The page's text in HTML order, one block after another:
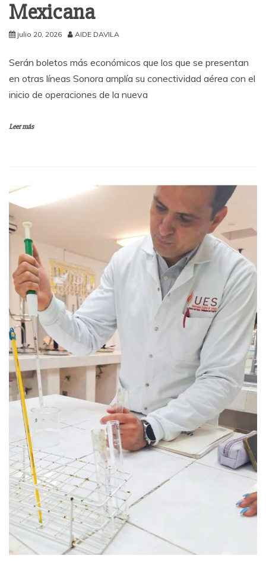
Mexicana
julio 20, 2026 AIDE DAVILA
Serán boletos más económicos que los que se presentan
en otras líneas Sonora amplía su conectividad aérea con el
inicio de operaciones de la nueva
Leer más